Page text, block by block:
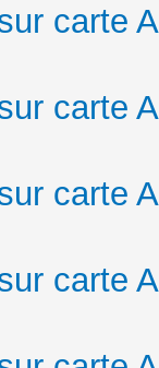
carte
carte
carte
carte